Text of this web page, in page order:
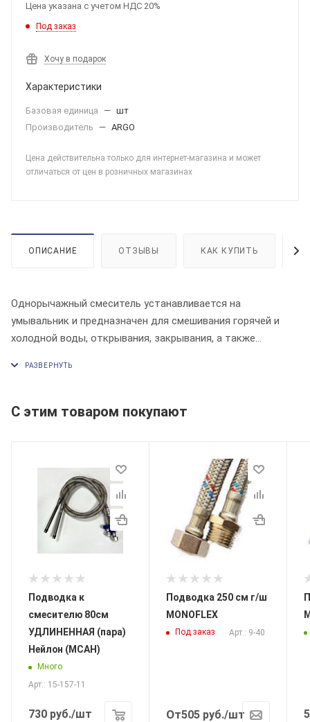
Цена указана с учетом НДС 20%
Под заказ
Хочу в подарок
Характеристики
Базовая единица — шт
Производитель
— ARGO
Цена действительна только для интернет-магазина и может
отличаться от цен в розничных магазинах
ОПИСАНИЕ ОТЗЫВЫ КАК КУПИТЬ
Однорычажный смеситель устанавливается на
умывальник и предназначен для смешивания горячей и
холодной воды, открывания, закрывания, а также
напора – вверх-вниз.
С этим товаром покупают
Подводка к
смесителю 80см
УДЛИНЕННАЯ (пара)
Нейлон (МСАН)
Много
Арт.: 15-157-11
730 руб./шт
Подводка 250 см г/ш
MONOFLEX
Под заказ Арт.: 9-40
От505 руб./шт